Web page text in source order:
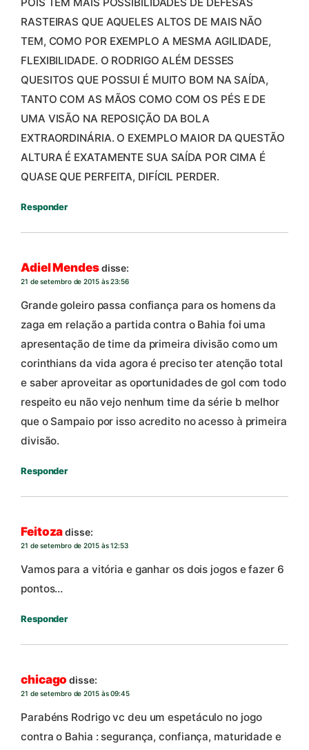
RASTEIRAS QUE AQUELES ALTOS DE MAIS NÃO
TEM, COMO POR EXEMPLO A MESMA AGILIDADE,
FLEXIBILIDADE. O RODRIGO ALÉM DESSES
QUESITOS QUE POSSUI É MUITO BOM NA SAÍDA,
TANTO COM AS MÃOS COMO COM OS PÉS E DE
UMA VISÃO NA REPOSIÇÃO DA BOLA
EXTRAORDINÁRIA. O EXEMPLO MAIOR DA QUESTÃO
ALTURA É EXATAMENTE SUA SAÍDA POR CIMA É
QUASE QUE PERFEITA, DIFÍCIL PERDER.
Responder
Adiel Mendesdisse:
21 de setembro de 2015 às 23:56
Grande goleiro passa confiança para os homens da
zaga em relação a partida contra o Bahia foi uma
apresentação de time da primeira divisão como um
corinthians da vida agora é preciso ter atenção total
e saber aproveitar as oportunidades de gol com todo
respeito eu não vejo nenhum time da série b melhor
que o Sampaio por isso acredito no acesso à primeira
divisão.
Responder
Feitozadisse:
21 de setembro de 2015 às 12:53
Vamos para a vitória e ganhar os dois jogos e fazer 6
pontos…
Responder
chicago disse:
21 de setembro de 2015 às 09:45
Parabéns Rodrigo vc deu um espetáculo no jogo
contra o Bahia : segurança, confiança, maturidade e